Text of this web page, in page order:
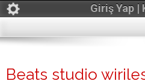
Giriş Yap |
Beats studio